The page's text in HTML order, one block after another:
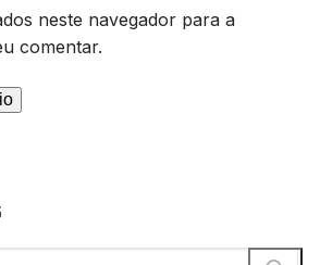
neste navegador para a
comentar.